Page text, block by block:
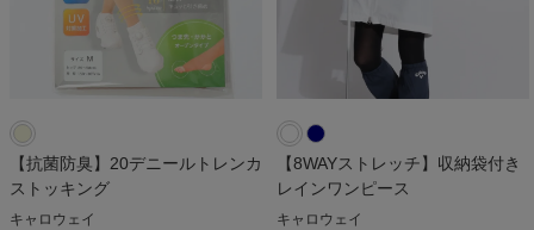
【抗菌防臭】20デニールトレンカ
ストッキング
キャロウェイ
【8WAYストレッチ】収納袋付き
レインワンピース
キャロウェイ